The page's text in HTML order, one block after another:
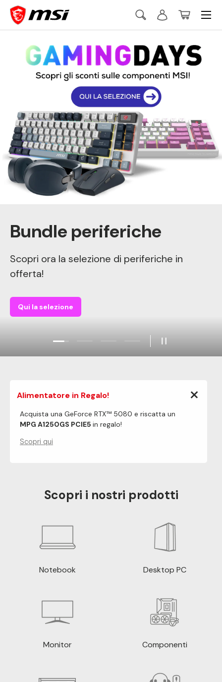
Vai al contenuto
Cerca
CercaAccediCestino
Menu
Bundle periferiche
Scopri ora la selezione di periferiche in
offerta!
Qui la selezione
Carica slide 1 di 4Carica slide 3 di 4
Carica slide 4 di 4
Metti in pausa
Alimentatore in Regalo!
Acquista una GeForce RTX™ 5080 e riscatta un
MPG A1250GS PCIE5 in regalo!
Scopri qui
×
Scopri i nostri prodotti
Notebook Desktop PC
Monitor Componenti